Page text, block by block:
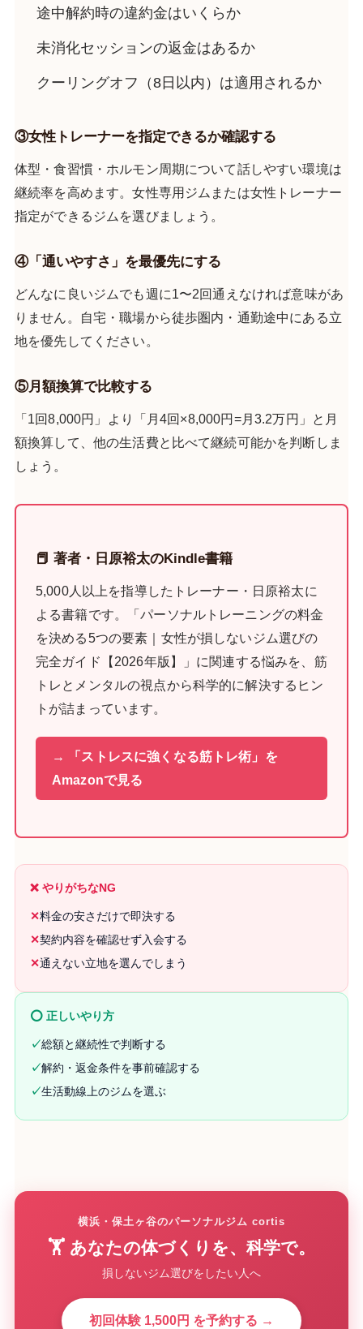
途中解約時の違約金はいくらか
未消化セッションの返金はあるか
クーリングオフ（8日以内）は適用されるか
③女性トレーナーを指定できるか確認する
体型・食習慣・ホルモン周期について話しやすい環境は
継続率を高めます。女性専用ジムまたは女性トレーナー
指定ができるジムを選びましょう。
④「通いやすさ」を最優先にする
どんなに良いジムでも週に1〜2回通えなければ意味があ
りません。自宅・職場から徒歩圏内・通勤途中にある立
地を優先してください。
⑤月額換算で比較する
「1回8,000円」より「月4回×8,000円=月3.2万円」と月
額換算して、他の生活費と比べて継続可能かを判断しま
しょう。
📕 著者・日原裕太のKindle書籍
5,000人以上を指導したトレーナー・日原裕太に
よる書籍です。「パーソナルトレーニングの料金
を決める5つの要素｜女性が損しないジム選びの
完全ガイド【2026年版】」に関連する悩みを、筋
トレとメンタルの視点から科学的に解決するヒン
トが詰まっています。
→ 「ストレスに強くなる筋トレ術」を
Amazonで見る
❌ やりがちなNG
✕料金の安さだけで即決する
✕契約内容を確認せず入会する
✕通えない立地を選んでしまう
⭕ 正しいやり方
✓総額と継続性で判断する
✓解約・返金条件を事前確認する
✓生活動線上のジムを選ぶ
横浜・保土ヶ谷のパーソナルジム cortis
🏋️ あなたの体づくりを、科学で。
損しないジム選びをしたい人へ
初回体験 1,500円 を予約する →